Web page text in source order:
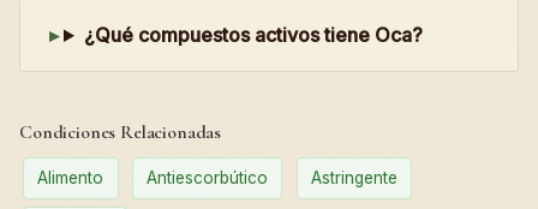
¿Qué compuestos activos tiene Oca?
Condiciones Relacionadas
Alimento Antiescorbútico Astringente